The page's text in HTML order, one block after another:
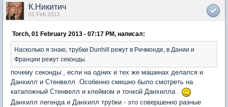
К.Никитич
01 Feb 2013
Torch, 01 February 2013 - 07:17 PM, написал:
Насколько я знаю, трубки Dunhill режут в Ричмонде, в Дании и
Франции режут секонды.
почему секонды , если на одних и тех же машинах делался и
Данхилл и Стенвелл .Особенно смешно было смотреть на
каталожный Стенвелл и клеймом и точкой Данхилла .
Данхилл легенда и Данхилл трубки - это совершенно разные